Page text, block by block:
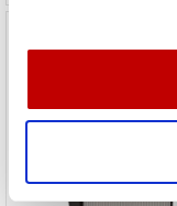
annonser et
vårt, med
annonsering og
med annen